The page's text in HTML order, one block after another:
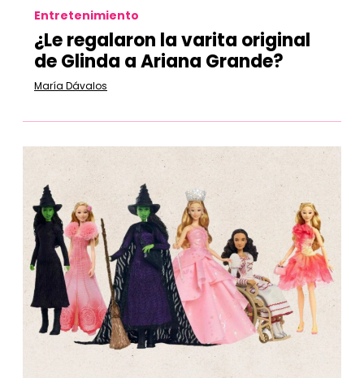
Entretenimiento
¿Le regalaron la varita original
de Glinda a Ariana Grande?
María Dávalos